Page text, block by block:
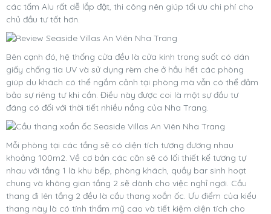
các tấm Alu rất dễ lắp đặt, thi công nên giúp tối ưu chi phí cho
chủ đầu tư tốt hơn.
Bên cạnh đó, hệ thống cửa đều là cửa kính trong suốt có dán
giấy chống tia UV và sử dụng rèm che ở hầu hết các phòng
giúp du khách có thể ngắm cảnh tại phòng mà vẫn có thể đảm
bảo sự riêng tư khi cần. Điều này được coi là một sự đầu tư
đáng có đối với thời tiết nhiều nắng của Nha Trang.
Mỗi phòng tại các tầng sẽ có diện tích tương đương nhau
khoảng 100m2. Về cơ bản các căn sẽ có lối thiết kế tương tự
nhau với tầng 1 là khu bếp, phòng khách, quầy bar sinh hoạt
chung và không gian tầng 2 sẽ dành cho việc nghỉ ngơi. Cầu
thang đi lên tầng 2 đều là cầu thang xoắn ốc. Ưu điểm của kiểu
thang này là có tính thẩm mỹ cao và tiết kiệm diện tích cho